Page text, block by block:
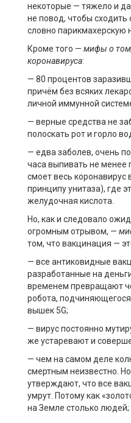
некоторые — тяжело и
не повод, чтобы сходить
словно парикмахерскую
Кроме того — мифы о
коронавируса:
— 80 процентов
причём без всяких
личной иммунной
— верные средства не
полоскать рот и горло
— едва заболев, очень
часа выпивать не менее
смоет весь
принципу унитаза), где
желудочная кислота.
Но, как и следовало
огромным отрывом, —
том, что вакцинация —
— все антиковидные
разработанные на
временем превращают
робота,
вышек 5G;
— вирус постоянно
же устаревают и
— чем на самом деле
смертным неизвестно.
утверждают, что все
умрут. Потому как
на Земле столько людей;